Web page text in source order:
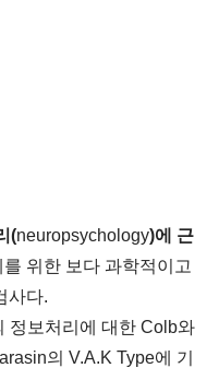
(neuropsychology)에 근
위한 보다 과학적이고
사다.
정보처리에 대한 Colb와
의 V.A.K Type에 기